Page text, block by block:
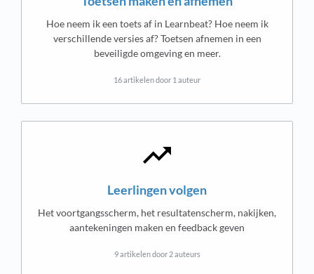
Hoe neem ik een toets af in Learnbeat? Hoe neem ik
verschillende versies af? Toetsen afnemen in een
beveiligde omgeving en meer.
16 artikelen door 1 auteur
Leerlingen volgen
Het voortgangsscherm, het resultatenscherm, nakijken,
aantekeningen maken en feedback geven
9 artikelen door 2 auteurs